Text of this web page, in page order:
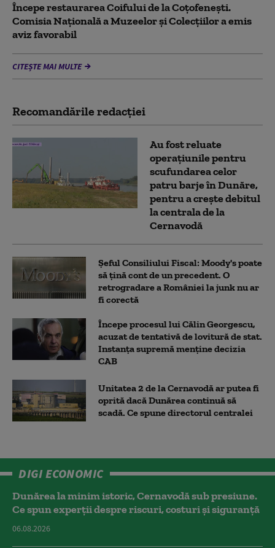
Începe restaurarea Coifului de la Coțofenești.
Comisia Naţională a Muzeelor şi Colecţiilor a emis
aviz favorabil
CITEȘTE MAI MULTE
Recomandările redacţiei
Au fost reluate
operațiunile pentru
scufundarea celor
patru barje în Dunăre,
pentru a crește debitul
la centrala de la
Cernavodă
Șeful Consiliului Fiscal: Moody's poate
să țină cont de un precedent. O
retrogradare a României la junk nu ar
fi corectă
Începe procesul lui Călin Georgescu,
acuzat de tentativă de lovitură de stat.
Instanța supremă menține decizia
CAB
Unitatea 2 de la Cernavodă ar putea fi
oprită dacă Dunărea continuă să
scadă. Ce spune directorul centralei
DIGI ECONOMIC
Dunărea la minim istoric, Cernavodă sub presiune.
Ce spun experții despre riscuri, costuri și siguranță
06.08.2026